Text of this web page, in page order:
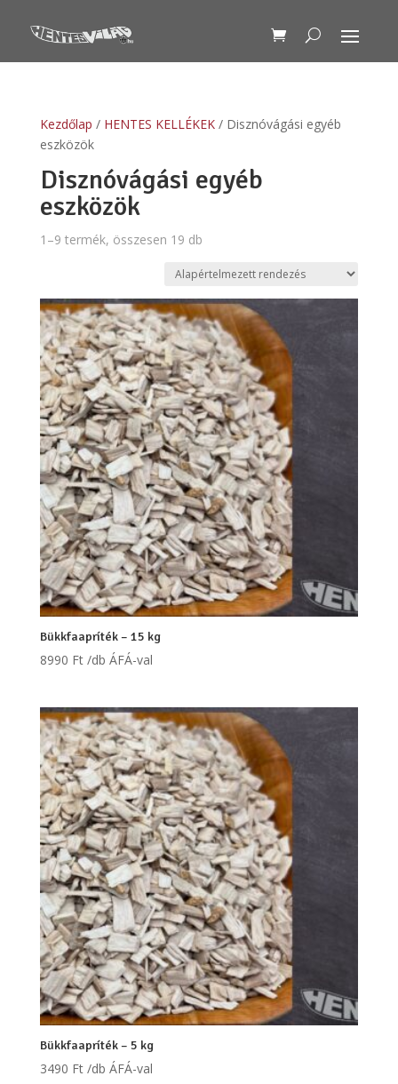
Kezdőlap / HENTES KELLÉKEK/ Disznóvágási egyéb
eszközök
Disznóvágási egyéb
eszközök
1–9 termék, összesen 19 db
Bükkfaapríték – 15 kg
8990 Ft /db ÁFÁ-val
Bükkfaapríték – 5 kg
3490 Ft /db ÁFÁ-val